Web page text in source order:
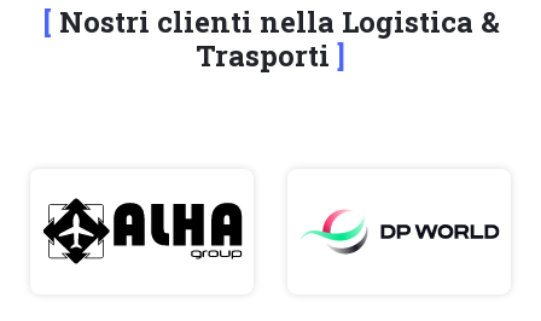
Nostri clienti nella Logistica &
Trasporti